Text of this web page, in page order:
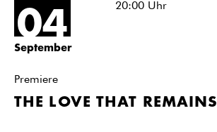
04
September
20:00Uhr
Premiere
THE LOVE THAT REMAINS